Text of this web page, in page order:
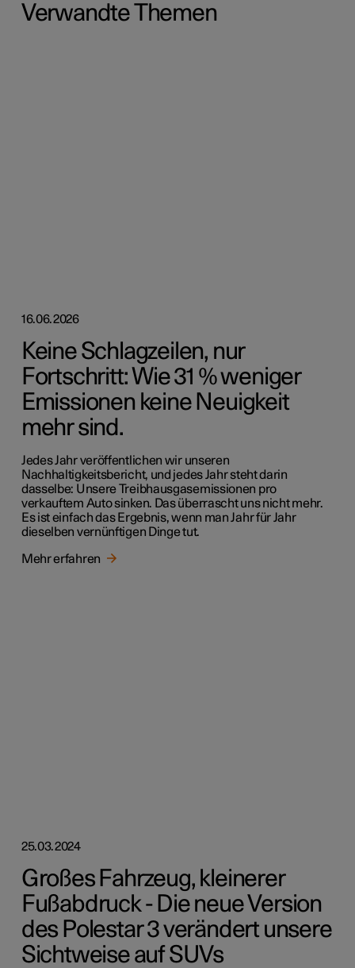
Verwandte Themen
16.06.2026
Keine Schlagzeilen, nur
Fortschritt: Wie 31 % weniger
Emissionen keine Neuigkeit
mehr sind.
Jedes Jahr veröffentlichen wir unseren
Nachhaltigkeitsbericht, und jedes Jahr steht darin
dasselbe: Unsere Treibhausgasemissionen pro
verkauftem Auto sinken. Das überrascht uns nicht mehr.
Es ist einfach das Ergebnis, wenn man Jahr für Jahr
dieselben vernünftigen Dinge tut.
Mehr erfahren
25.03.2024
Großes Fahrzeug, kleinerer
Fußabdruck - Die neue Version
des Polestar 3 verändert unsere
Sichtweise auf SUVs